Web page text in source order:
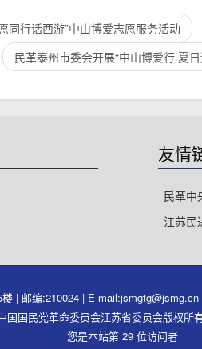
同行话西游”中山博爱志愿服务活动
民革泰州市委会开展“中山博爱行 夏
友情
民革中
江苏民
| 邮编:210024 | E-mail:jsmgtg@jsmg.cn
国民党革命委员会江苏省委员会版权
您是本站第 29 位访问者